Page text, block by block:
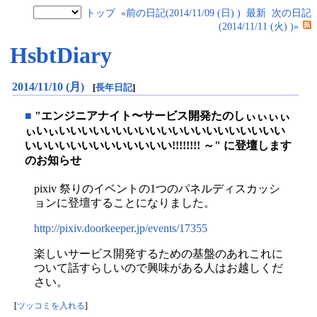
トップ «前の日記(2014/11/09 (日) ) 最新 次の日記
(2014/11/11 (火) )»
HsbtDiary
2014/11/10 (月) [長年日記]
■ "エンジニアナイト〜サービス開発たのしぃぃぃぃ
ぃいぃいいいいいいいいいいいいいいいいいいいい
いいいいいいいいいいいいい!!!!!!!! ～" に登壇します
のお知らせ
pixiv 祭りのイベントの1つのパネルディスカッシ
ョンに登壇することになりました。
http://pixiv.doorkeeper.jp/events/17355
楽しいサービス開発するための基盤のあれこれに
ついて話すらしいので興味がある人はお越しくだ
さい。
[ツッコミを入れる]